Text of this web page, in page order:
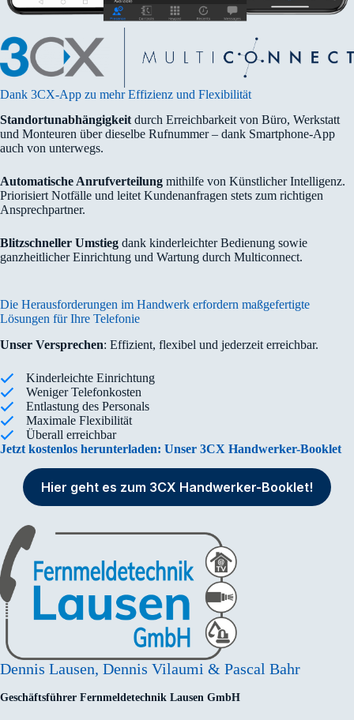
Dank 3CX-App zu mehr Effizienz und Flexibilität
Standortunabhängigkeitdurch Erreichbarkeit von Büro, Werkstatt
und Monteuren über dieselbe Rufnummer – dank Smartphone-App
auch von unterwegs.
Automatische Anrufverteilung mithilfe von Künstlicher Intelligenz.
Priorisiert Notfälle und leitet Kundenanfragen stets zum richtigen
Ansprechpartner.
Blitzschneller Umstieg dank kinderleichter Bedienung sowie
ganzheitlicher Einrichtung und Wartung durch Multiconnect.
Die Herausforderungen im Handwerk erfordern maßgefertigte
Lösungen für Ihre Telefonie
Unser Versprechen: Effizient, flexibel und jederzeit erreichbar.
Kinderleichte Einrichtung
Weniger Telefonkosten
Entlastung des Personals
Maximale Flexibilität
Überall erreichbar
Jetzt kostenlos herunterladen: Unser 3CX Handwerker-Booklet
Hier geht es zum 3CX Handwerker-Booklet!
Dennis Lausen, Dennis Vilaumi & Pascal Bahr
Geschäftsführer Fernmeldetechnik Lausen GmbH